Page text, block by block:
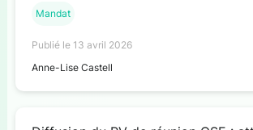
Mandat
Publié le 13 avril 2026
Anne-Lise Castell